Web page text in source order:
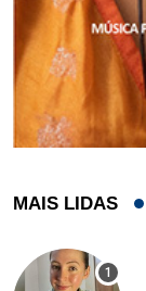
MAIS LIDAS